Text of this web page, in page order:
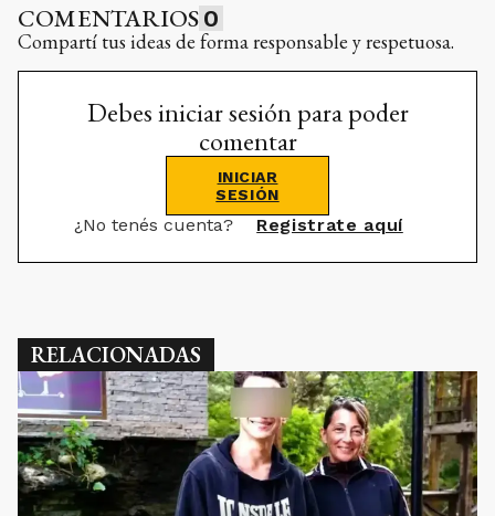
COMENTARIOS 0
Compartí tus ideas de forma responsable y respetuosa.
Debes iniciar sesión para poder
comentar
INICIAR
SESIÓN
¿No tenés cuenta? Registrate aquí
RELACIONADAS